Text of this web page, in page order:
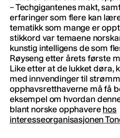
– Techgigantenes makt,
erfaringer som flere kan
tematikk som mange er
stikkord var temaene
kunstig intelligens de som
Røyseng etter årets første
Like etter at de lukket døra,
med innvendinger til
opphavsretthaverne må få
eksempel om hvordan
blant norske opphaverehos
interesseorganisasjonen